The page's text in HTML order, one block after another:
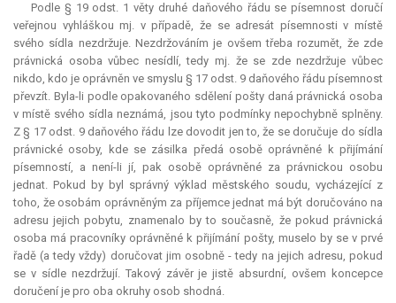
Podle § 19 odst. 1 věty druhé daňového řádu se písemnost doručí
veřejnou vyhláškou mj. v případě, že se adresát písemnosti v místě
svého sídla nezdržuje. Nezdržováním je ovšem třeba rozumět, že zde
právnická osoba vůbec nesídlí, tedy mj. že se zde nezdržuje vůbec
nikdo, kdo je oprávněn ve smyslu § 17 odst. 9 daňového řádu písemnost
převzít. Byla-li podle opakovaného sdělení pošty daná právnická osoba
v místě svého sídla neznámá, jsou tyto podmínky nepochybně splněny.
Z § 17 odst. 9 daňového řádu lze dovodit jen to, že se doručuje do sídla
právnické osoby, kde se zásilka předá osobě oprávněné k přijímání
písemností, a není-li jí, pak osobě oprávněné za právnickou osobu
jednat. Pokud by byl správný výklad městského soudu, vycházející z
toho, že osobám oprávněným za příjemce jednat má být doručováno na
adresu jejich pobytu, znamenalo by to současně, že pokud právnická
osoba má pracovníky oprávněné k přijímání pošty, muselo by se v prvé
řadě (a tedy vždy) doručovat jim osobně - tedy na jejich adresu, pokud
se v sídle nezdržují. Takový závěr je jistě absurdní, ovšem koncepce
doručení je pro oba okruhy osob shodná.